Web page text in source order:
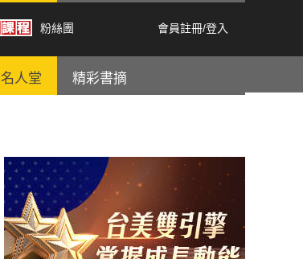
粉絲團 會員註冊/登入
名人堂 精彩書摘